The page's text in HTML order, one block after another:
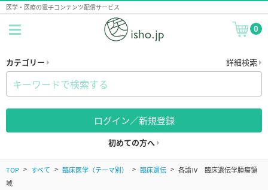
医学・医療の電子コンテンツ配信サービス
0
カテゴリー 詳細検索
ログイン／新規登録
初めての方へ
TOP すべて 臨床医学（テーマ別） 臨床遺伝
各論Ⅳ 臨床遺伝学腫瘍領
域